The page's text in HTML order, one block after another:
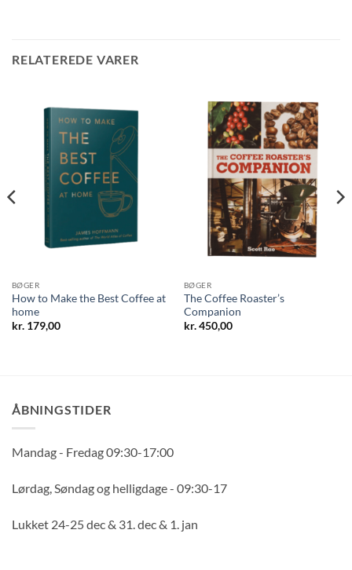
RELATEREDE VARER
BØGER
How to Make the Best Coffee at
home
kr.179,00
BØGER
The Coffee Roaster’s
Companion
kr.450,00
ÅBNINGSTIDER
Mandag - Fredag 09:30-17:00
Lørdag, Søndag og helligdage - 09:30-17
Lukket 24-25 dec & 31. dec & 1. jan